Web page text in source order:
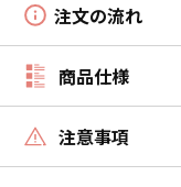
注文の流れ
商品仕様
注意事項